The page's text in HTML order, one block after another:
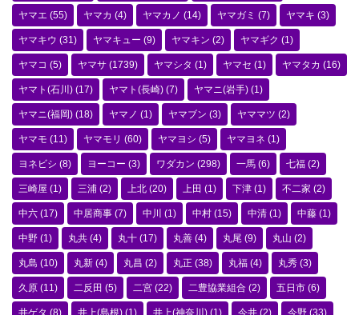
ヤマエ (55) ヤマカ (4) ヤマカノ (14) ヤマガミ (7) ヤマキ (3)
ヤマキウ (31) ヤマキュー (9) ヤマキン (2) ヤマギク (1)
ヤマコ (5) ヤマサ (1739) ヤマシタ (1) ヤマセ (1) ヤマタカ (16)
ヤマト(石川) (17) ヤマト(長崎) (7) ヤマニ(岩手) (1)
ヤマニ(福岡) (18) ヤマノ (1) ヤマブン (3) ヤママツ (2)
ヤマモ (11) ヤマモリ (60) ヤマヨシ (5) ヤマヨネ (1)
ヨネビシ (8) ヨーコー (3) ワダカン (298) 一馬 (6) 七福 (2)
三崎屋 (1) 三浦 (2) 上北 (20) 上田 (1) 下津 (1) 不二家 (2)
中六 (17) 中居商事 (7) 中川 (1) 中村 (15) 中清 (1) 中藤 (1)
中野 (1) 丸共 (4) 丸十 (17) 丸善 (4) 丸尾 (9) 丸山 (2)
丸島 (10) 丸新 (4) 丸昌 (2) 丸正 (38) 丸福 (4) 丸秀 (3)
久原 (11) 二反田 (5) 二宮 (22) 二豊協業組合 (2) 五日市 (6)